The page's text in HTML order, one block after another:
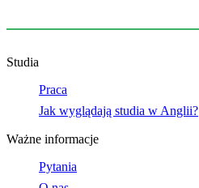
Studia
Praca
Jak wyglądają studia w Anglii?
Ważne informacje
Pytania